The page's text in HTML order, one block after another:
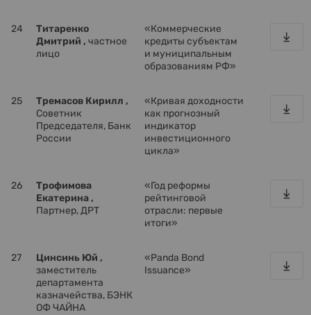
24
Титаренко
Дмитрий , частное
лицо
«Коммерческие
кредиты субъектам
и муниципальным
образованиям РФ»
25
Тремасов Кирилл ,
Советник
Председателя, Банк
России
«Кривая доходности
как прогнозный
индикатор
инвестиционного
цикла»
26
Трофимова
Екатерина ,
Партнер, ДРТ
«Год реформы
рейтинговой
отрасли: первые
итоги»
27
Цинсинь Юй ,
заместитель
департамента
казначейства, БЭНК
ОФ ЧАЙНА
«Panda Bond
Issuance»